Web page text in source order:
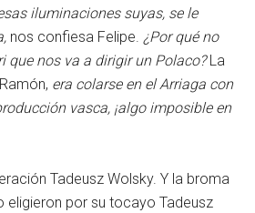
iluminaciones suyas, se le
nos confiesa Felipe. ¿Por qué no
que nos va a dirigir un Polaco? La
era colarse en el Arriaga con
vasca, ¡algo imposible en
Tadeusz Wolsky. Y la broma
eligieron por su tocayo Tadeusz